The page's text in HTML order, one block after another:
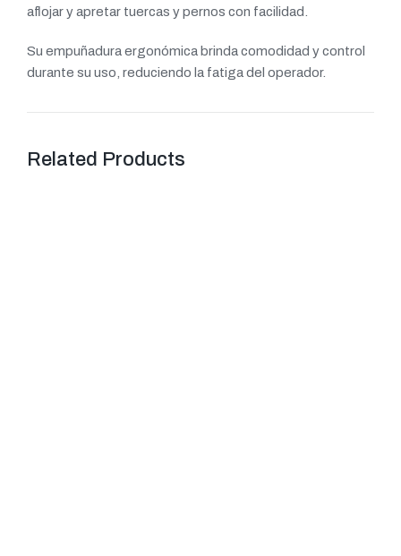
aflojar y apretar tuercas y pernos con facilidad.
Su empuñadura ergonómica brinda comodidad y control
durante su uso, reduciendo la fatiga del operador.
Related Products